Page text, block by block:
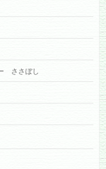
ささぼし